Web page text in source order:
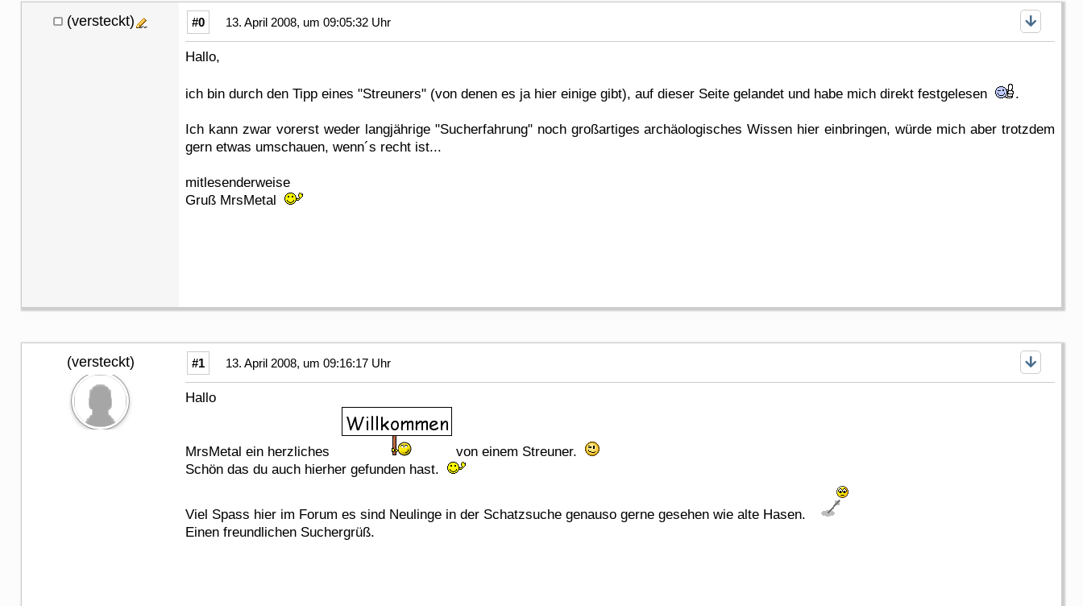
(versteckt) #0 13. April 2008, um 09:05:32 Uhr
Hallo,
ich bin durch den Tipp eines "Streuners" (von denen es ja hier einige gibt), auf dieser Seite gelandet und habe mich direkt festgelesen .
Ich kann zwar vorerst weder langjährige "Sucherfahrung" noch großartiges archäologisches Wissen hier einbringen, würde mich aber trotzdem
gern etwas umschauen, wenn´s recht ist...
mitlesenderweise
Gruß MrsMetal
(versteckt) #1 13. April 2008, um 09:16:17 Uhr
Hallo
MrsMetal ein herzliches
von einem Streuner.
Schön das du auch hierher gefunden hast.
Viel Spass hier im Forum es sind Neulinge in der Schatzsuche genauso gerne gesehen wie alte Hasen.
Einen freundlichen Suchergrüß.